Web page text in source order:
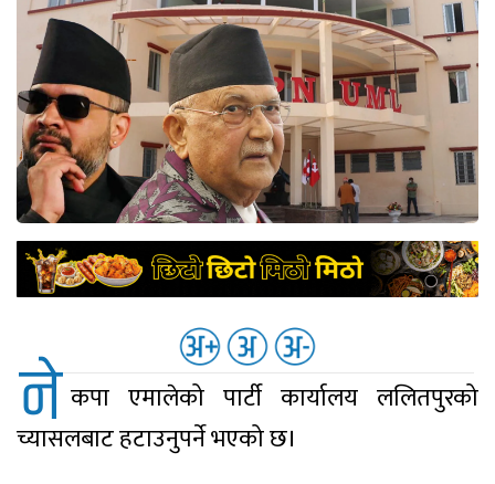
बजार
बैंक-
वित्त
अन्य
ने कपा एमालेको पार्टी कार्यालय ललितपुरको
च्यासलबाट हटाउनुपर्ने भएको छ।